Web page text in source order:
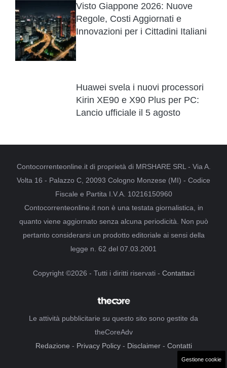
Visto Giappone 2026: Nuove
Regole, Costi Aggiornati e
Innovazioni per i Cittadini Italiani
Huawei svela i nuovi processori
Kirin XE90 e X90 Plus per PC:
Lancio ufficiale il 5 agosto
Contocorrenteonline.it di proprietà di MRSHARE SRL - Via A.
Volta 16 - Palazzo C, 20093 Cologno Monzese (MI) - Codice
Fiscale e Partita I.V.A. 10216150960
Contocorrenteonline.it non è una testata giornalistica, in
quanto viene aggiornato senza alcuna periodicità. Non può
pertanto considerarsi un prodotto editoriale ai sensi della
legge n. 62 del 07.03.2001
Copyright ©2026 - Tutti i diritti riservati - Contattaci
Le attività pubblicitarie su questo sito sono gestite da
theCoreAdv
Redazione - Privacy Policy- Disclaimer- Contatti
Gestione cookie